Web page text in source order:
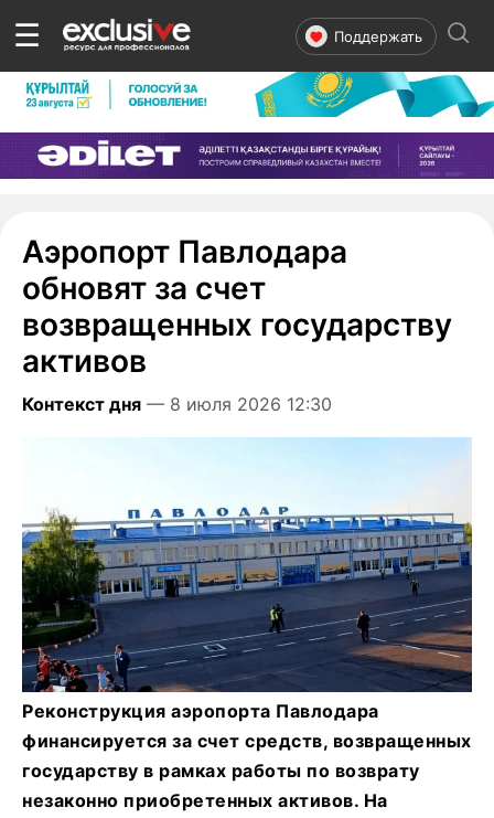
☰ Поддержать
Аэропорт Павлодара
обновят за счет
возвращенных государству
активов
Контекст дня — 8 июля 2026 12:30
Реконструкция аэропорта Павлодара
финансируется за счет средств, возвращенных
государству в рамках работы по возврату
незаконно приобретенных активов. На